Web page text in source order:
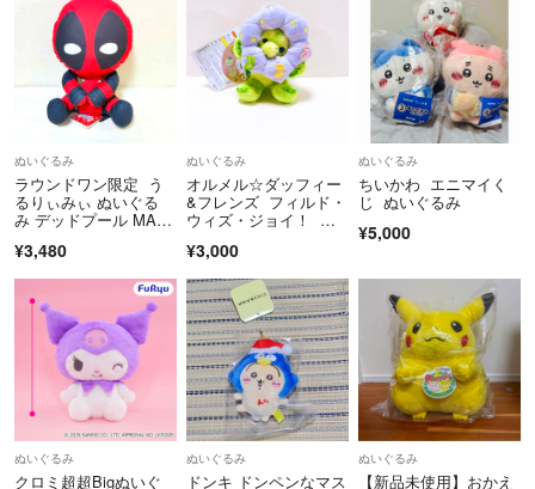
ぬいぐるみ
ラウンドワン限定 う
るりぃみぃ ぬいぐる
み デッドプール MAR
¥3,480
ぬいぐるみ
オルメル☆ダッフィー
&フレンズ フィルド・
ウィズ・ジョイ！ ぬ
¥3,000
ぬいぐるみ
ちいかわ エニマイく
じ ぬいぐるみ
¥5,000
ぬいぐるみ
クロミ超超Bigぬいぐ
ぬいぐるみ
ドンキ ドンペンなマス
ぬいぐるみ
【新品未使用】おかえ